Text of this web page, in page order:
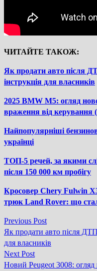
ЧИТАЙТЕ ТАКОЖ:
Як продати авто після
інструкція для власників
2025 BMW M5: огляд
враження від керування
Найпопулярніші
українці
ТОП-5 речей, за якими
після 150 000 км пробігу
Кросовер Chery Fulwin
трюк Land Rover: що
Навігація
записів
Previous PostPrevious
post:
Як продати авто після
для власників
Next PostNext
post:
Новий Peugeot 3008: